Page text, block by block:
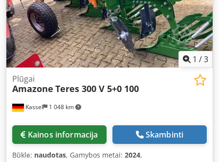
1 /3
Kassel 1 048 km
Plūgai
Amazone Teres 300 V 5+0 100
Kainos informacija Skambinti
Būklė: naudotas, Gamybos metai: 2024,